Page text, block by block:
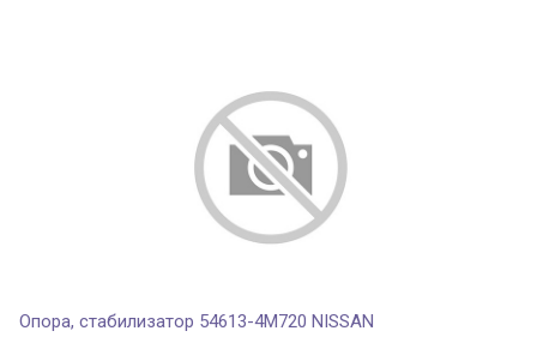
Опора, стабилизатор 54613-4M720 NISSAN